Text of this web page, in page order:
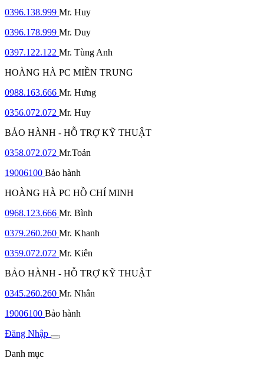
0396.138.999 Mr. Huy
0396.178.999 Mr. Duy
0397.122.122 Mr. Tùng Anh
HOÀNG HÀ PC MIỀN TRUNG
0988.163.666 Mr. Hưng
0356.072.072 Mr. Huy
BẢO HÀNH - HỖ TRỢ KỸ THUẬT
0358.072.072 Mr.Toản
19006100 Bảo hành
HOÀNG HÀ PC HỒ CHÍ MINH
0968.123.666 Mr. Bình
0379.260.260 Mr. Khanh
0359.072.072 Mr. Kiên
BẢO HÀNH - HỖ TRỢ KỸ THUẬT
0345.260.260 Mr. Nhân
19006100 Bảo hành
Đăng Nhập
Danh mục